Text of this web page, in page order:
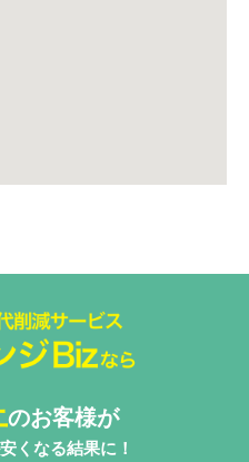
サービスエネ
のお客様が
くなる結果に！